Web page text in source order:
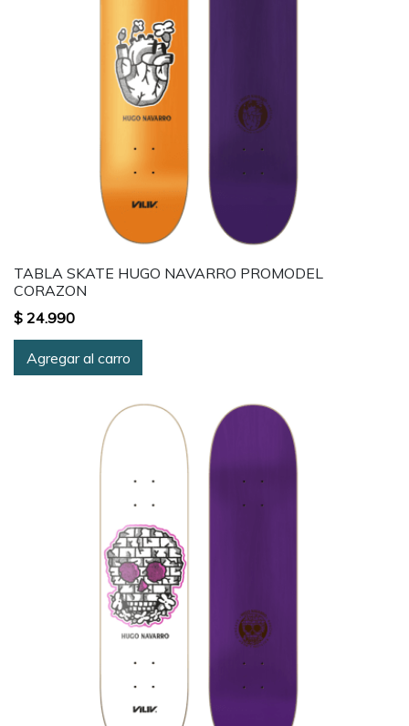
TABLA SKATE HUGO NAVARRO PROMODEL
CORAZON
$ 24.990
Agregar al carro